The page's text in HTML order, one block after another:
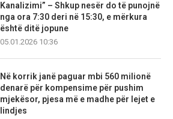
Kanalizimi” – Shkup nesër do të punojnë
nga ora 7:30 deri në 15:30, e mërkura
është ditë jopune
05.01.2026 10:36
Në korrik janë paguar mbi 560 milionë
denarë për kompensime për pushim
mjekësor, pjesa më e madhe për lejet e
lindjes